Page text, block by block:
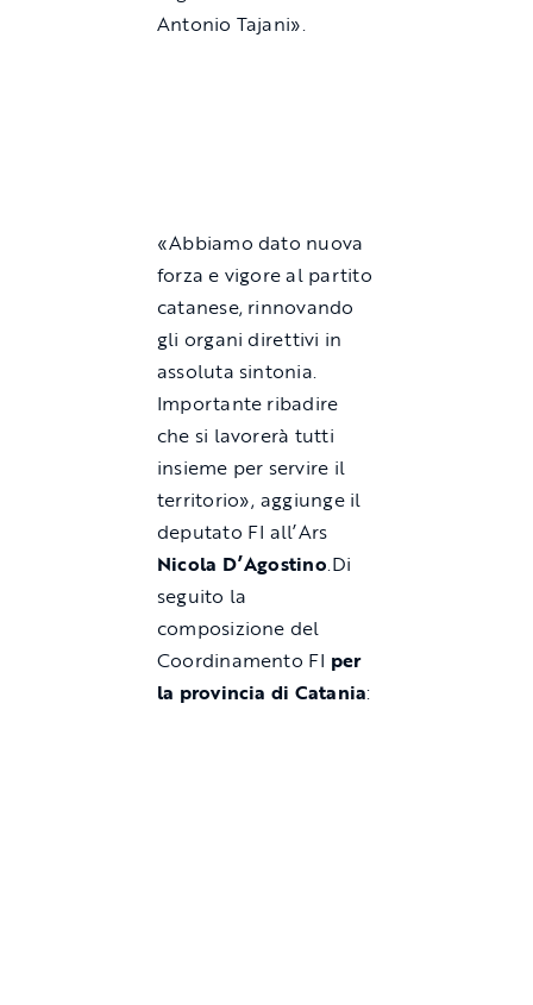
Antonio Tajani».
«Abbiamo dato nuova
forza e vigore al partito
catanese, rinnovando
gli organi direttivi in
assoluta sintonia.
Importante ribadire
che si lavorerà tutti
insieme per servire il
territorio», aggiunge il
deputato FI all’Ars
Nicola D’Agostino.Di
seguito la
composizione del
Coordinamento FI per
la provincia di Catania: